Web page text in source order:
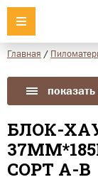
Главная /
БЛОК-
СОРТ А-В